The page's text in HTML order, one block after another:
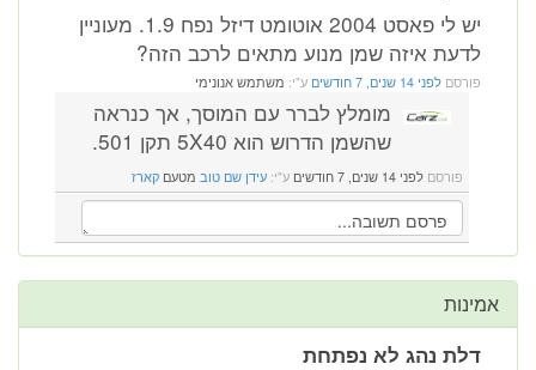
יש לי פאסט 2004 אוטומט דיזל נפח 1.9. מעוניין
לדעת איזה שמן מנוע מתאים לרכב הזה?
פורסם לפני 14 שנים, 7 חודשים ע"י: משתמש אנונימי
מומלץ לברר עם המוסך, אך כנראה
שהשמן הדרוש הוא 5X40 תקן 501.
פורסם לפני 14 שנים, 7 חודשים ע"י: עידן שם טוב מטעם קארז
אמינות
דלת נהג לא נפתחת